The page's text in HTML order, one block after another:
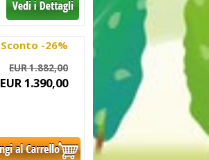
Sconto -26%
EUR 1.882,00
EUR 1.390,00